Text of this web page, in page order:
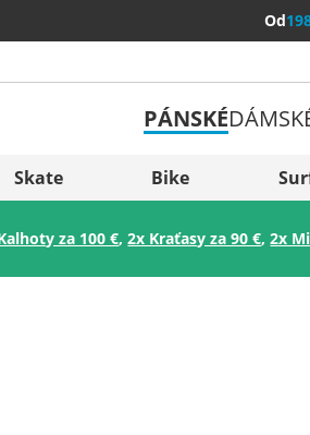
Od
Slovenija
België (Nederlands)
PÁNSKÉ
Skate Bike
za 100 €,2x Kraťasy za 90 €,2x